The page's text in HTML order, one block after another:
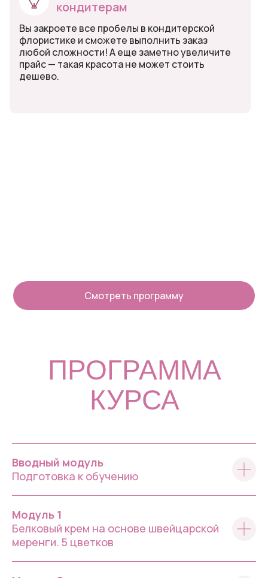
Вы закроете все пробелы в кондитерской
флористике и сможете выполнить заказ
любой сложности! А еще заметно увеличите
прайс — такая красота не может стоить
дешево.
кондитерам
Смотреть программу
ПРОГРАММА
КУРСА
Вводный модуль
Подготовка к обучению
Модуль 1
Белковый крем на основе швейцарской
меренги. 5 цветков